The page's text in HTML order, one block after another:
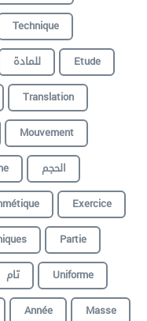
Technique
للمادة
Etude
Translation
Mouvement
الحجم
Exercice
Partie
تام
Uniforme
Année
Masse